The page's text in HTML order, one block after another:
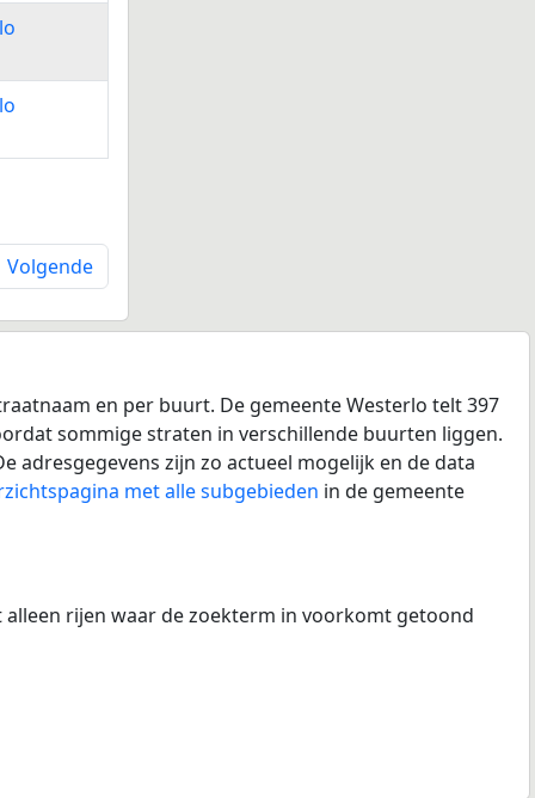
Volgende
en per buurt. De gemeente Westerlo telt 397
sommige straten in verschillende buurten liggen.
adresgegevens zijn zo actueel mogelijk en de data
met alle subgebieden in de gemeente
rijen waar de zoekterm in voorkomt getoond